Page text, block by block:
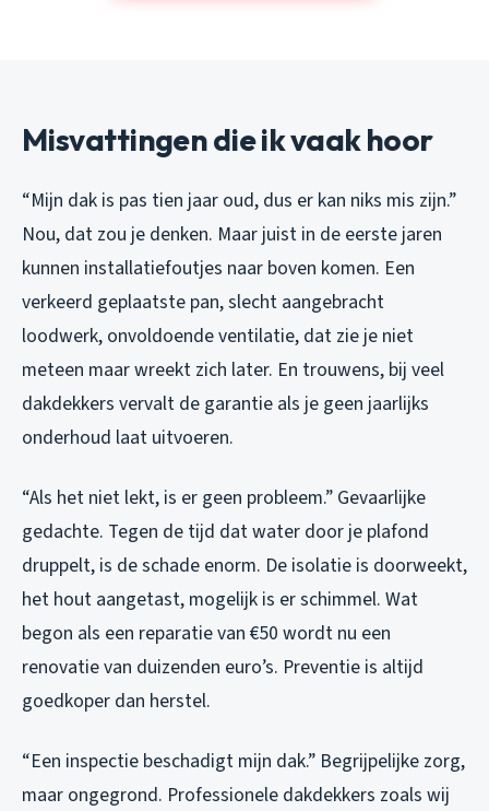
Misvattingen die ik vaak hoor
“Mijn dak is pas tien jaar oud, dus er kan niks mis zijn.”
Nou, dat zou je denken. Maar juist in de eerste jaren
kunnen installatiefoutjes naar boven komen. Een
verkeerd geplaatste pan, slecht aangebracht
loodwerk, onvoldoende ventilatie, dat zie je niet
meteen maar wreekt zich later. En trouwens, bij veel
dakdekkers vervalt de garantie als je geen jaarlijks
onderhoud laat uitvoeren.
“Als het niet lekt, is er geen probleem.” Gevaarlijke
gedachte. Tegen de tijd dat water door je plafond
druppelt, is de schade enorm. De isolatie is doorweekt,
het hout aangetast, mogelijk is er schimmel. Wat
begon als een reparatie van €50 wordt nu een
renovatie van duizenden euro’s. Preventie is altijd
goedkoper dan herstel.
“Een inspectie beschadigt mijn dak.” Begrijpelijke zorg,
maar ongegrond. Professionele dakdekkers zoals wij